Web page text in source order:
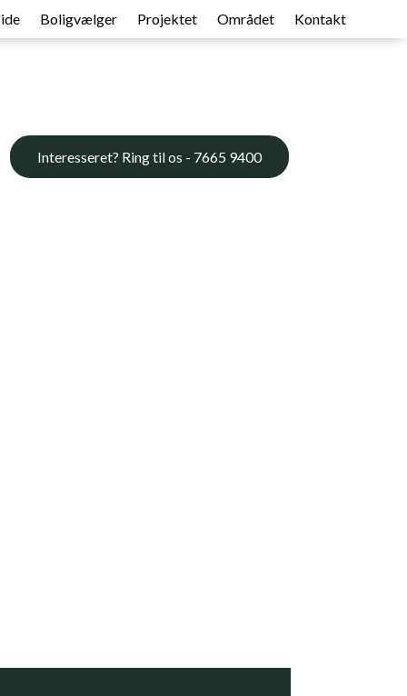
Boligvælger Projektet Området Kontakt
Interesseret? Ring til os - 7665 9400